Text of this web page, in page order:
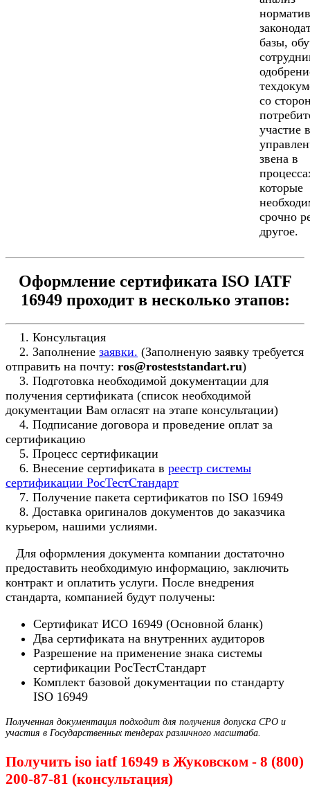
базы,
со
участие
звена в
которые
срочно
другое.
Оформление сертификата ISO IATF
16949 проходит в несколько этапов:
1. Консультация
2. Заполнение заявки. (Заполненую заявку требуется
отправить на почту: ros@rosteststandart.ru)
3. Подготовка необходимой документации для
получения сертификата (список необходимой
документации Вам огласят на этапе консультации)
4. Подписание договора и проведение оплат за
сертификацию
5. Процесс сертификации
6. Внесение сертификата в реестр системы
сертификации РосТестСтандарт
7. Получение пакета сертификатов по ISO 16949
8. Доставка оригиналов документов до заказчика
курьером, нашими услиями.
Для оформления документа компании достаточно
предоставить необходимую информацию, заключить
контракт и оплатить услуги. После внедрения
стандарта, компанией будут получены:
Сертификат ИСО 16949 (Основной бланк)
Два сертификата на внутренних аудиторов
Разрешение на применение знака системы
сертификации РосТестСтандарт
Комплект базовой документации по стандарту
ISO 16949
Полученная документация подходит для получения допуска СРО и
участия в Государственных тендерах различного масштаба.
Получить iso iatf 16949 в Жуковском - 8 (800)
200-87-81 (консультация)